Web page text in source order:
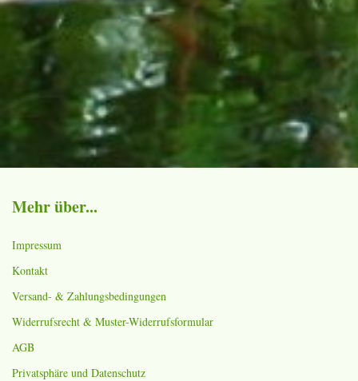
Mehr über...
Impressum
Kontakt
Versand- & Zahlungsbedingungen
Widerrufsrecht & Muster-Widerrufsformular
AGB
Privatsphäre und Datenschutz